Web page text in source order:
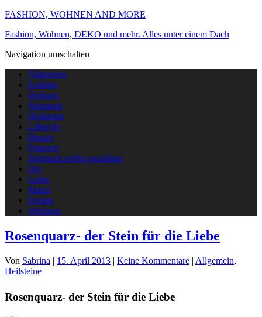
FASHION, WOHNEN AND MORE
Fashion, Wohnen, DEKO und mehr. Alles unter einem Dach
Navigation umschalten
Allgemein
Fashion
Wohnen
Schmuck
Heilsteine
Lifestyle
Beauty
Frisuren
Schmuck selbst gestallten
Diy
Liebe
Mami
Reisen
Wellness
Rosenquarz- der Stein für die Liebe
Von Sabrina | 15. April 2013 | Keine Kommentare | Allgemein,
Heilsteine
Rosenquarz- der Stein für die Liebe